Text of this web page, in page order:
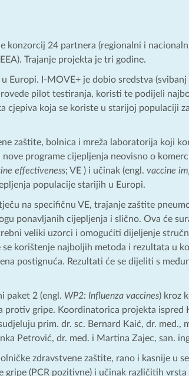
konzorcij 24 partnera (regionalni i
Trajanje projekta je tri godine.
Europi. I-MOVE+ je dobio sredstva (svibanj
pilot testiranja, koristi te podijeli
cjepiva koja se koriste u starijoj populaciji za
zaštite, bolnica i mreža laboratorija koji
programe cijepljenja neovisno o
effectiveness; VE ) i učinak (engl. vaccine
populacije starijih u Europi.
na specifičnu VE, trajanje zaštite
ponavljanih cijepljenja i slično. Ova će
veliki uzorci i omogućiti dijeljenje
korištenje najboljih metoda i rezultata u
postignuća. Rezultati će se dijeliti s
paket 2 (engl. WP2: Influenza vaccines) kroz
protiv gripe. Koordinatorica projekta ispred
prim. dr. sc. Bernard Kaić, dr. med.,
Petrović, dr. med. i Martina Zajec, san.
zdravstvene zaštite, rano i kasnije u
(PCR pozitivne) i učinak različitih vrsta